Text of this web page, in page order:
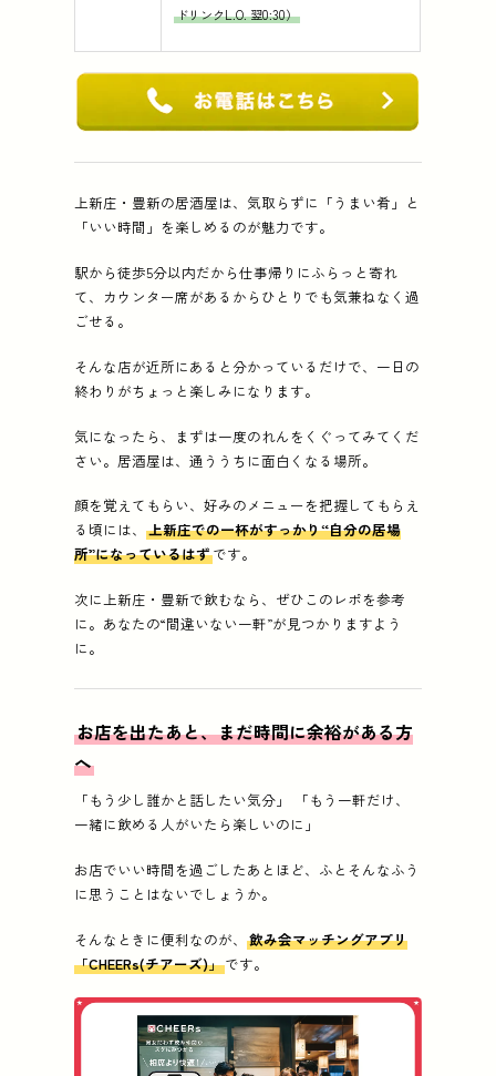
ドリンクL.O. 翌0:30）
上新庄・豊新の居酒屋は、気取らずに「うまい肴」と
「いい時間」を楽しめるのが魅力です。
駅から徒歩5分以内だから仕事帰りにふらっと寄れ
て、カウンター席があるからひとりでも気兼ねなく過
ごせる。
そんな店が近所にあると分かっているだけで、一日の
終わりがちょっと楽しみになります。
気になったら、まずは一度のれんをくぐってみてくだ
さい。居酒屋は、通ううちに面白くなる場所。
顔を覚えてもらい、好みのメニューを把握してもらえ
る頃には、上新庄での一杯がすっかり“自分の居場
所”になっているはずです。
次に上新庄・豊新で飲むなら、ぜひこのレポを参考
に。あなたの“間違いない一軒”が見つかりますよう
に。
お店を出たあと、まだ時間に余裕がある方
へ
「もう少し誰かと話したい気分」 「もう一軒だけ、
一緒に飲める人がいたら楽しいのに」
お店でいい時間を過ごしたあとほど、ふとそんなふう
に思うことはないでしょうか。
そんなときに便利なのが、飲み会マッチングアプリ
「CHEERs(チアーズ)」です。